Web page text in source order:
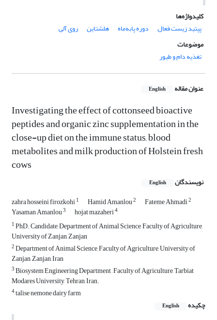
کلیدواژه‌ها
پپتید زیست فعال
دوره پابه‌ماه هلشتاین
روی آلی
موضوعات
تغذیه دام و طیور
عنوان مقاله English
Investigating the effect of cottonseed bioactive
peptides and organic zinc supplementation in the
close-up diet on the immune status, blood
metabolites and milk production of Holstein fresh
cows
نویسندگان English
zahra hosseini firozkohi1 Hamid Amanlou2 Fateme Ahmadi2
Yasaman Amanlou3 hojat mazaheri4
1PhD. Candidate, Department of Animal Science, Faculty of Agriculture,
University of Zanjan, Zanjan
2Department of Animal Science, Faculty of Agriculture, University of
Zanjan, Zanjan, Iran
3Biosystem Engineering Department , Faculty of Agriculture, Tarbiat
Modares University, Tehran, Iran.
4talise nemone dairy farm
چکیده
English